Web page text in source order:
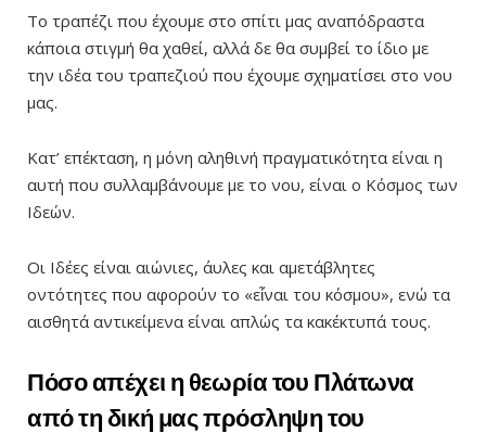
Το τραπέζι που έχουμε στο σπίτι μας αναπόδραστα
κάποια στιγμή θα χαθεί, αλλά δε θα συμβεί το ίδιο με
την ιδέα του τραπεζιού που έχουμε σχηματίσει στο νου
μας.
Κατ’ επέκταση, η μόνη αληθινή πραγματικότητα είναι η
αυτή που συλλαμβάνουμε με το νου, είναι ο Κόσμος των
Ιδεών.
Οι Ιδέες είναι αιώνιες, άυλες και αμετάβλητες
οντότητες που αφορούν το «εἶναι του κόσμου», ενώ τα
αισθητά αντικείμενα είναι απλώς τα κακέκτυπά τους.
Πόσο απέχει η θεωρία του Πλάτωνα
από τη δική μας πρόσληψη του